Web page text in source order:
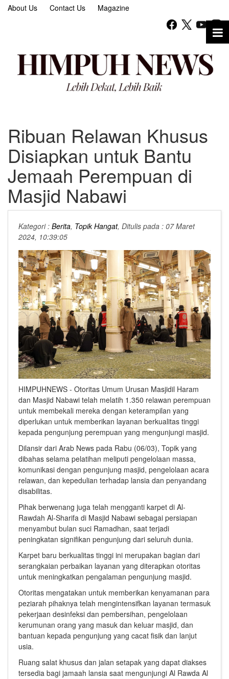
About Us Contact Us Magazine
Ribuan Relawan Khusus
Disiapkan untuk Bantu
Jemaah Perempuan di
Masjid Nabawi
Kategori : Berita, Topik Hangat, Ditulis pada : 07 Maret
2024, 10:39:05
HIMPUHNEWS - Otoritas Umum Urusan Masjidil Haram
dan Masjid Nabawi telah melatih 1.350 relawan perempuan
untuk membekali mereka dengan keterampilan yang
diperlukan untuk memberikan layanan berkualitas tinggi
kepada pengunjung perempuan yang mengunjungi masjid.
Dilansir dari Arab News pada Rabu (06/03), Topik yang
dibahas selama pelatihan meliputi pengelolaan massa,
komunikasi dengan pengunjung masjid, pengelolaan acara
relawan, dan kepedulian terhadap lansia dan penyandang
disabilitas.
Pihak berwenang juga telah mengganti karpet di Al-
Rawdah Al-Sharifa di Masjid Nabawi sebagai persiapan
menyambut bulan suci Ramadhan, saat terjadi
peningkatan signifikan pengunjung dari seluruh dunia.
Karpet baru berkualitas tinggi ini merupakan bagian dari
serangkaian perbaikan layanan yang diterapkan otoritas
untuk meningkatkan pengalaman pengunjung masjid.
Otoritas mengatakan untuk memberikan kenyamanan para
peziarah pihaknya telah mengintensifkan layanan termasuk
pekerjaan desinfeksi dan pembersihan, pengelolaan
kerumunan orang yang masuk dan keluar masjid, dan
bantuan kepada pengunjung yang cacat fisik dan lanjut
usia.
Ruang salat khusus dan jalan setapak yang dapat diakses
tersedia bagi jamaah lansia saat mengunjungi Al Rawda Al